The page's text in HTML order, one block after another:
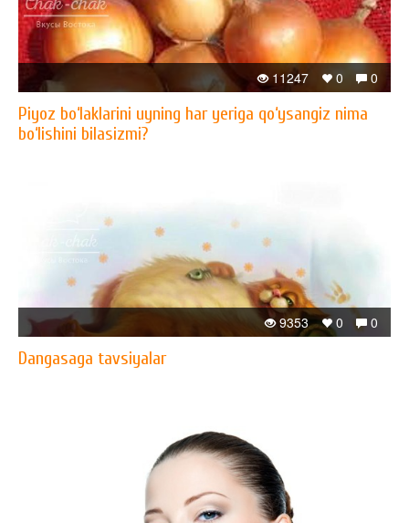
0
0
11247
Piyoz bo‘laklarini uyning har yeriga qo‘ysangiz nima
bo‘lishini bilasizmi?
0
0
9353
Dangasaga tavsiyalar